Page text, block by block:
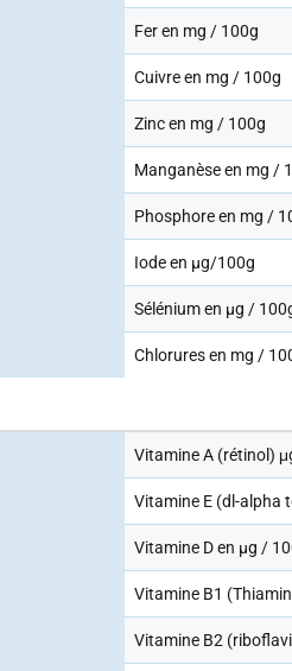
Fer en mg / 100g
Cuivre en mg / 100g
Zinc en mg / 100g
Manganèse en mg /
Phosphore en mg /
Iode en µg/100g
Sélénium en µg /
Chlorures en mg /
Vitamine A (rétinol)
Vitamine E (dl-alpha
Vitamine D en µg /
Vitamine B1
Vitamine B2